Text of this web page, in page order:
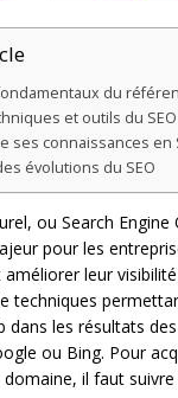
du
et outils du SEO
ses connaissances en
évolutions du SEO
ou Search Engine
pour les
leur
techniques
dans les résultats
ou Bing. Pour
il faut